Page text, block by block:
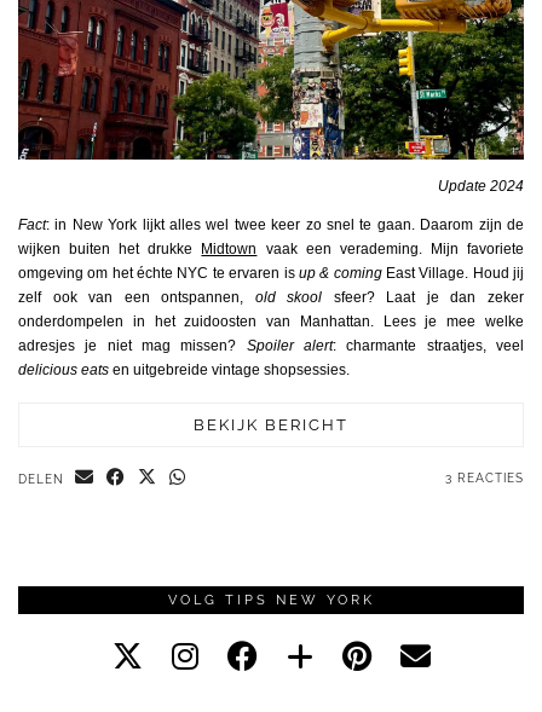
Update 2024
Fact: in New York lijkt alles wel twee keer zo snel te gaan. Daarom zijn de
wijken buiten het drukke Midtown
vaak een verademing. Mijn favoriete
omgeving om het échte NYC te ervaren is up & comingEast Village. Houd jij
zelf ook van een ontspannen, old skool sfeer? Laat je dan zeker
onderdompelen in het zuidoosten van Manhattan. Lees je mee welke
adresjes je niet mag missen? Spoiler alert: charmante straatjes, veel
delicious eats en uitgebreide vintage shopsessies.
BEKIJK BERICHT
DELEN 3 REACTIES
VOLG TIPS NEW YORK